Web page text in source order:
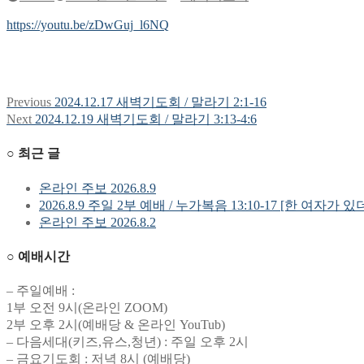
https://youtu.be/zDwGuj_l6NQ
글
색
Previous Previous
post:
2024.12.17 새벽기도회 / 말라기 2:1-16
Next Next
2024.12.19 새벽기도회 / 말라기 3:13-4:6
○ 최근 글
온라인 주보 2026.8.9
2026.8.9 주일 2부 예배 / 누가복음 13:10-17 [한 여자가 있
온라인 주보 2026.8.2
○ 예배시간
– 주일예배 :
1부 오전 9시(온라인 ZOOM)
2부 오후 2시(예배당 & 온라인 YouTub)
– 다음세대(키즈,유스,청년) : 주일 오후 2시
– 금요기도회 : 저녁 8시 (예배당)